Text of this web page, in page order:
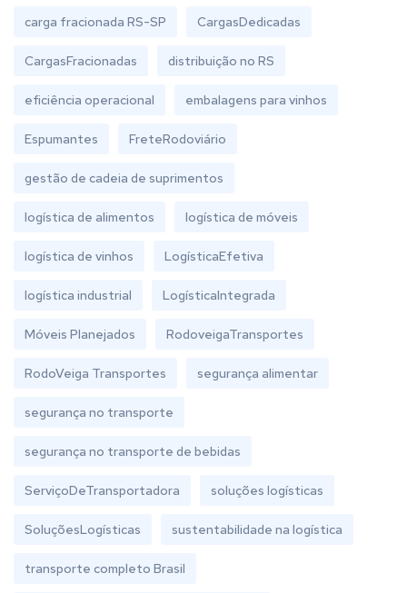
carga fracionada RS-SP CargasDedicadas
CargasFracionadas distribuição no RS
eficiência operacional embalagens para vinhos
Espumantes FreteRodoviário
gestão de cadeia de suprimentos
logística de alimentos logística de móveis
logística de vinhos LogísticaEfetiva
logística industrial LogísticaIntegrada
Móveis Planejados RodoveigaTransportes
RodoVeiga Transportes segurança alimentar
segurança no transporte
segurança no transporte de bebidas
ServiçoDeTransportadora soluções logísticas
SoluçõesLogísticas sustentabilidade na logística
transporte completo Brasil